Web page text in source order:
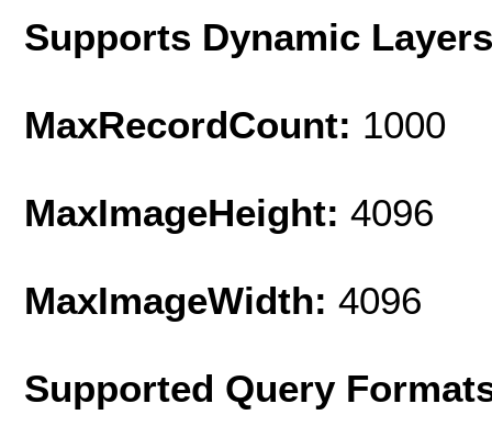
Supports Dynamic
MaxRecordCount: 1000
MaxImageHeight: 4096
MaxImageWidth: 4096
Supported Query